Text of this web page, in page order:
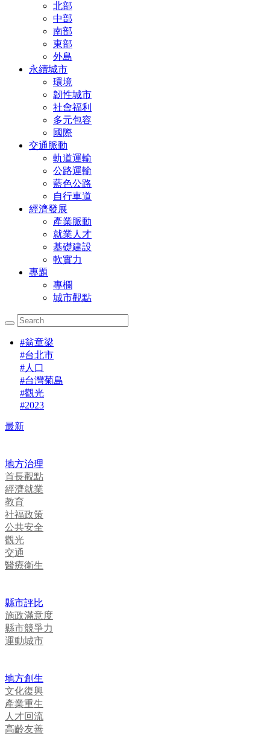
北部
中部
南部
東部
外島
永續城市
環境
韌性城市
社會福利
多元包容
國際
交通脈動
軌道運輸
公路運輸
藍色公路
自行車道
經濟發展
產業脈動
就業人才
基礎建設
軟實力
專題
專欄
城市觀點
#翁章梁
#台北市
#人口
#台灣菊島
#觀光
#2023
最新
地方治理
首長觀點
經濟就業
教育
社福政策
公共安全
觀光
交通
醫療衛生
縣市評比
施政滿意度
縣市競爭力
運動城市
地方創生
文化復興
產業重生
人才回流
高齡友善